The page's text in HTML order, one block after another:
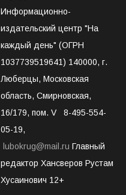
Информационно-
издательский центр "На
каждый день" (ОГРН
1037739519641) 140000, г.
Люберцы, Московская
область, Смирновская,
16/179, пом. V 8-495-554-
05-19,
lubokrug@mail.ru Главный
редактор Хансверов Рустам
Хусаинович 12+